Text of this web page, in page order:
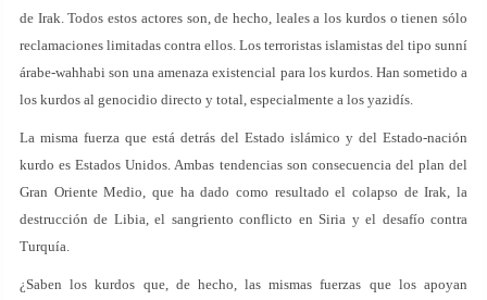
de Irak. Todos estos actores son, de hecho, leales a los kurdos o tienen sólo
reclamaciones limitadas contra ellos. Los terroristas islamistas del tipo sunní
árabe-wahhabi son una amenaza existencial para los kurdos. Han sometido a
los kurdos al genocidio directo y total, especialmente a los yazidís.
La misma fuerza que está detrás del Estado islámico y del Estado-nación
kurdo es Estados Unidos. Ambas tendencias son consecuencia del plan del
Gran Oriente Medio, que ha dado como resultado el colapso de Irak, la
destrucción de Libia, el sangriento conflicto en Siria y el desafío contra
Turquía.
¿Saben los kurdos que, de hecho, las mismas fuerzas que los apoyan